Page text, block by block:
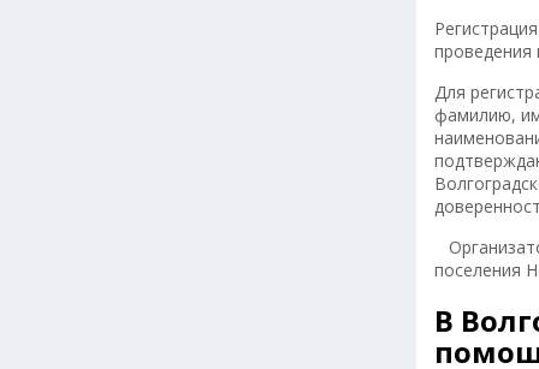
проведения
Для
фамилию,
поселения
В